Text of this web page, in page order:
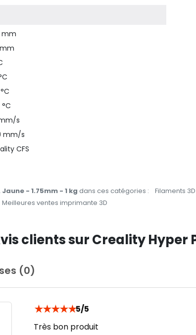
mm
s
mm/s
CFS
- 1.75mm - 1 kg dans ces catégories : Filaments 3D
Meilleures ventes imprimante 3D
clients sur Creality Hyper
(0)
★★★★★5/5
Très bon produit